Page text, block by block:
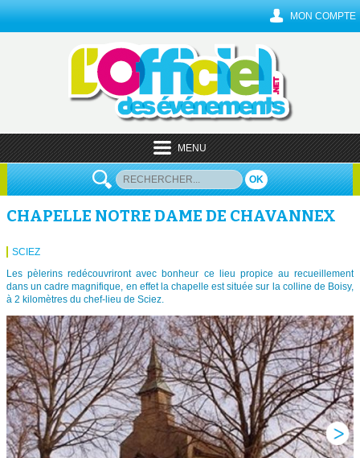
MON COMPTE
MENU
OK
CHAPELLE NOTRE DAME DE CHAVANNEX
SCIEZ
Les pèlerins redécouvriront avec bonheur ce lieu propice au recueillement
dans un cadre magnifique, en effet la chapelle est située sur la colline de Boisy,
à 2 kilomètres du chef-lieu de Sciez.